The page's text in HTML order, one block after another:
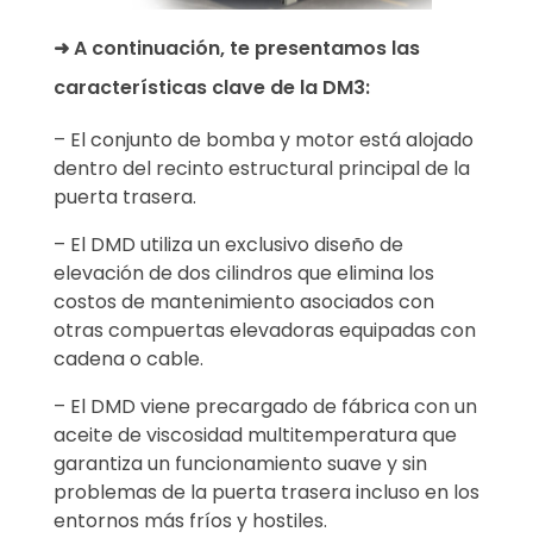
➜ A continuación, te presentamos las
características clave de la DM3:
– El conjunto de bomba y motor está alojado
dentro del recinto estructural principal de la
puerta trasera.
– El DMD utiliza un exclusivo diseño de
elevación de dos cilindros que elimina los
costos de mantenimiento asociados con
otras compuertas elevadoras equipadas con
cadena o cable.
– El DMD viene precargado de fábrica con un
aceite de viscosidad multitemperatura que
garantiza un funcionamiento suave y sin
problemas de la puerta trasera incluso en los
entornos más fríos y hostiles.